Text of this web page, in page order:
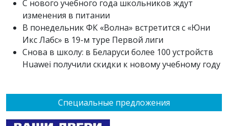
Специальные предложения
С нового учебного года школьников ждут
изменения в питании
В понедельник ФК «Волна» встретится с «Юни
Икс Лабс» в 19-м туре Первой лиги
Снова в школу: в Беларуси более 100 устройств
Huawei получили скидки к новому учебному году